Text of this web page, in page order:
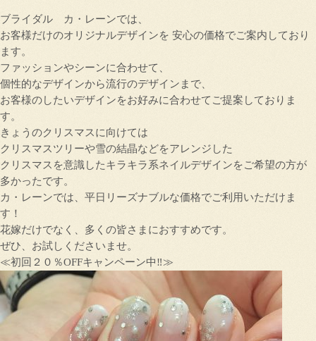
ブライダル カ・レーンでは、
お客様だけのオリジナルデザインを 安心の価格でご案内しており
ます。
ファッションやシーンに合わせて、
個性的なデザインから流行のデザインまで、
お客様のしたいデザインをお好みに合わせてご提案しておりま
す。
きょうのクリスマスに向けては
クリスマスツリーや雪の結晶などをアレンジした
クリスマスを意識したキラキラ系ネイルデザインをご希望の方が
多かったです。
カ・レーンでは、平日リーズナブルな価格でご利用いただけま
す！
花嫁だけでなく、多くの皆さまにおすすめです。
ぜひ、お試しくださいませ。
≪初回２０％OFFキャンペーン中‼≫